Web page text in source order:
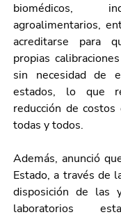
biomédicos,
agroalimentarios,
acreditarse para
propias
sin necesidad de
estados, lo que
reducción de
todas y todos.
Además, anunció
Estado, a través de
disposición de las
laboratorios